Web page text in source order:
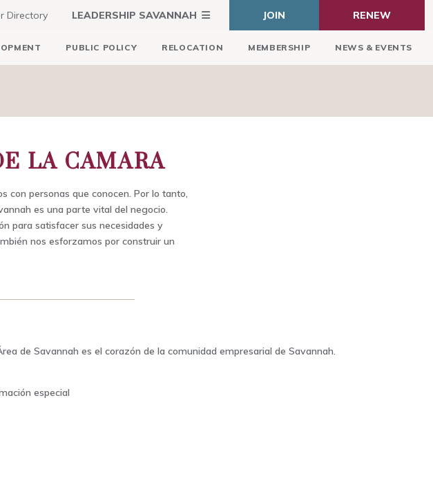
Directory LEADERSHIP SAVANNAH JOIN RENEW
PUBLIC POLICY RELOCATION MEMBERSHIP NEWS & EVENTS
LA CAMARA
con personas que conocen. Por lo tanto,
es una parte vital del negocio.
para satisfacer sus necesidades y
nos esforzamos por construir un
de Savannah es el corazón de la comunidad empresarial de Savannah.
especial